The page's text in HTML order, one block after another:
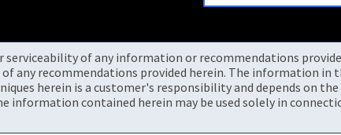
of any information or recommendations
recommendations provided herein. The information in
herein is a customer's responsibility and depends on
contained herein may be used solely in